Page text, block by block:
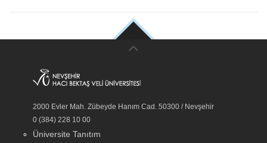
2000 Evler Mah. Zübeyde Hanım Cad. 50300 / Nevşehir
0 (384) 228 10 00
Üniversite Tanıtım